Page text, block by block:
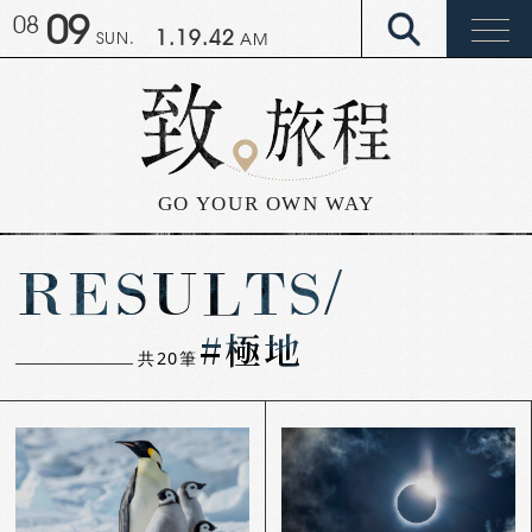
1.19.43 AM
08 09 SUN.
GO YOUR OWN WAY
RESULTS/
共20筆 #極地